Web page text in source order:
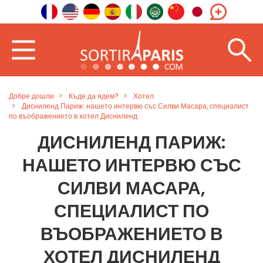
Добре дошли Къде да ядем?
Хотел
Дисниленд Париж: нашето интервю със Силви Масара, специалист
по въображението в хотел Дисниленд
ДИСНИЛЕНД ПАРИЖ:
НАШЕТО ИНТЕРВЮ СЪС
СИЛВИ МАСАРА,
СПЕЦИАЛИСТ ПО
ВЪОБРАЖЕНИЕТО В
ХОТЕЛ ДИСНИЛЕНД